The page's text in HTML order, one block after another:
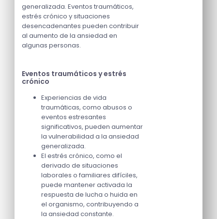
generalizada. Eventos traumáticos,
estrés crónico y situaciones
desencadenantes pueden contribuir
al aumento de la ansiedad en
algunas personas.
Eventos traumáticos y estrés
crónico
Experiencias de vida
traumáticas, como abusos o
eventos estresantes
significativos, pueden aumentar
la vulnerabilidad a la ansiedad
generalizada.
El estrés crónico, como el
derivado de situaciones
laborales o familiares difíciles,
puede mantener activada la
respuesta de lucha o huida en
el organismo, contribuyendo a
la ansiedad constante.